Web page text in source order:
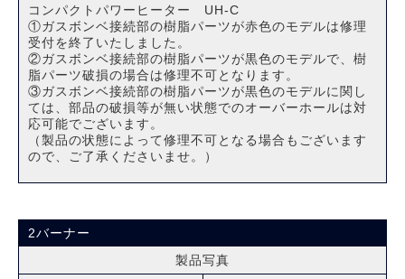
コンパクトパワーヒーター UH-C
①ガスボンベ接続部の樹脂パーツが赤色のモデルは修理
受付を終了いたしました。
②ガスボンベ接続部の樹脂パーツが黒色のモデルで、樹
脂パーツ破損の場合は修理不可となります。
③ガスボンベ接続部の樹脂パーツが黒色のモデルに関し
ては、部品の破損等が無い状態でのオーバーホールは対
応可能でございます。
（製品の状態によって修理不可となる場合もございます
ので、ご了承くださいませ。）
2バーナー
製品写真